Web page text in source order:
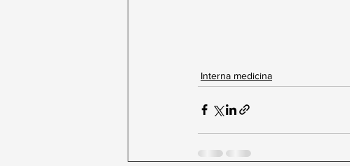
Interna medicina